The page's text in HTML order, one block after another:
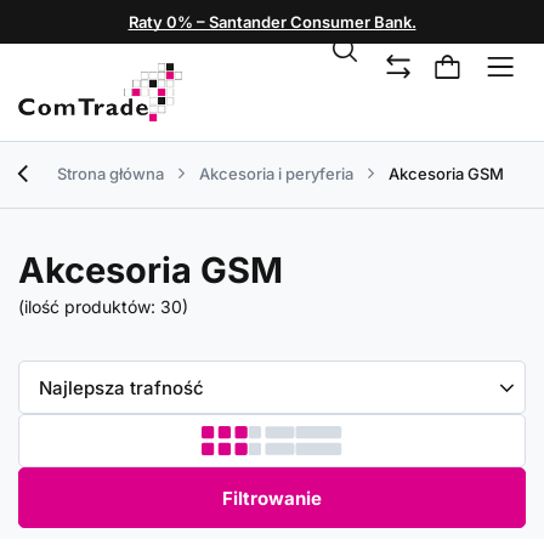
Raty 0% – Santander Consumer Bank.
Strona główna Akcesoria i peryferia Akcesoria GSM
Akcesoria GSM
(ilość produktów: 30)
Zmień sortowanie
Najlepsza trafność
Filtrowanie